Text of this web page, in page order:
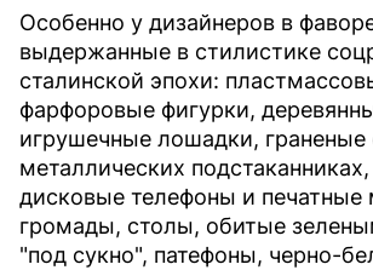
Особенно у дизайнеров в
выдержанные в стилистике
сталинской эпохи:
фарфоровые фигурки,
игрушечные лошадки, граненые
металлических
дисковые телефоны и
громады, столы, обитые
"под сукно", патефоны, черно-